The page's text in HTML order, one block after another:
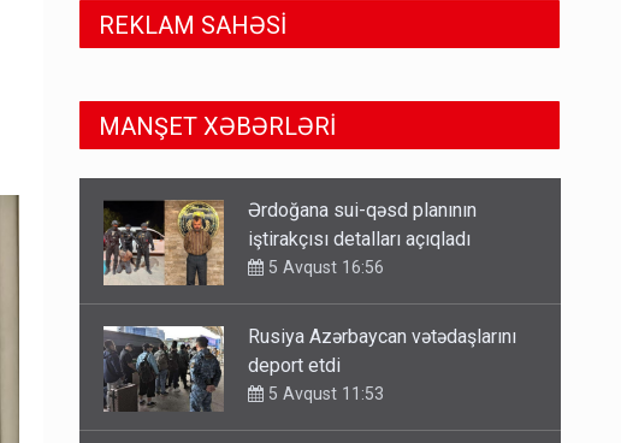
REKLAM SAHƏSİ
MANŞET XƏBƏRLƏRİ
Rusiya Azərbaycan vətədaşlarını
deport etdi
5 Avqust 11:53
Rusiya azərbaycanlı diasporun
obyektini məhv etdi - FOTOLAR
5 Avqust 10:58